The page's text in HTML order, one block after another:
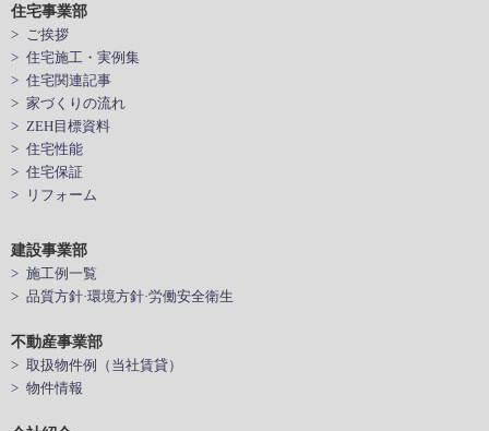
住宅事業部
> ご挨拶
> 住宅施工・実例集
> 住宅関連記事
> 家づくりの流れ
> ZEH目標資料
> 住宅性能
> 住宅保証
> リフォーム
建設事業部
> 施工例一覧
> 品質方針·環境方針·労働安全衛生
不動産事業部
> 取扱物件例（当社賃貸）
> 物件情報